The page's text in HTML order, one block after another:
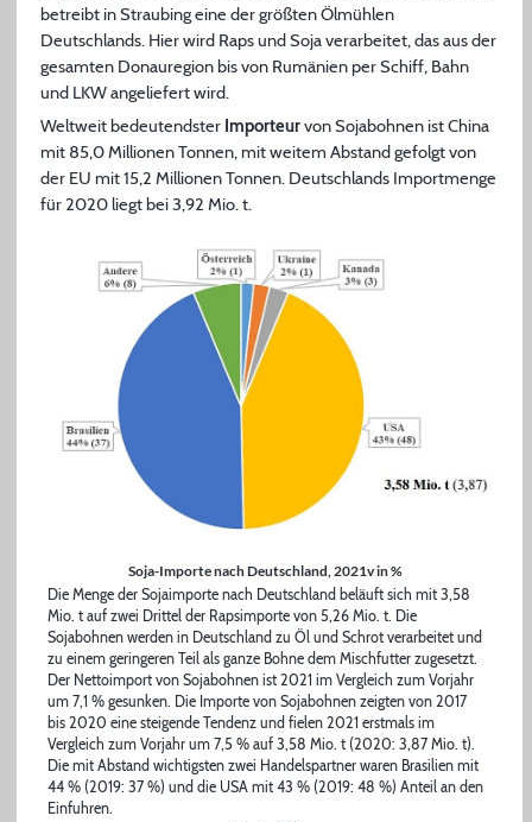
betreibt in Straubing eine der größten Ölmühlen
Deutschlands. Hier wird Raps und Soja verarbeitet, das aus der
gesamten Donauregion bis von Rumänien per Schiff, Bahn
und LKW angeliefert wird.
Weltweit bedeutendster Importeurvon Sojabohnen ist China
mit 85,0 Millionen Tonnen, mit weitem Abstand gefolgt von
der EU mit 15,2 Millionen Tonnen. Deutschlands Importmenge
für 2020 liegt bei 3,92 Mio. t.
Soja-Importe nach Deutschland, 2021v in %
Die Menge der Sojaimporte nach Deutschland beläuft sich mit 3,58
Mio. t auf zwei Drittel der Rapsimporte von 5,26 Mio. t. Die
Sojabohnen werden in Deutschland zu Öl und Schrot verarbeitet und
zu einem geringeren Teil als ganze Bohne dem Mischfutter zugesetzt.
Der Nettoimport von Sojabohnen ist 2021 im Vergleich zum Vorjahr
um 7,1 % gesunken. Die Importe von Sojabohnen zeigten von 2017
bis 2020 eine steigende Tendenz und fielen 2021 erstmals im
Vergleich zum Vorjahr um 7,5 % auf 3,58 Mio. t (2020: 3,87 Mio. t).
Die mit Abstand wichtigsten zwei Handelspartner waren Brasilien mit
44 % (2019: 37 %) und die USA mit 43 % (2019: 48 %) Anteil an den
Einfuhren.